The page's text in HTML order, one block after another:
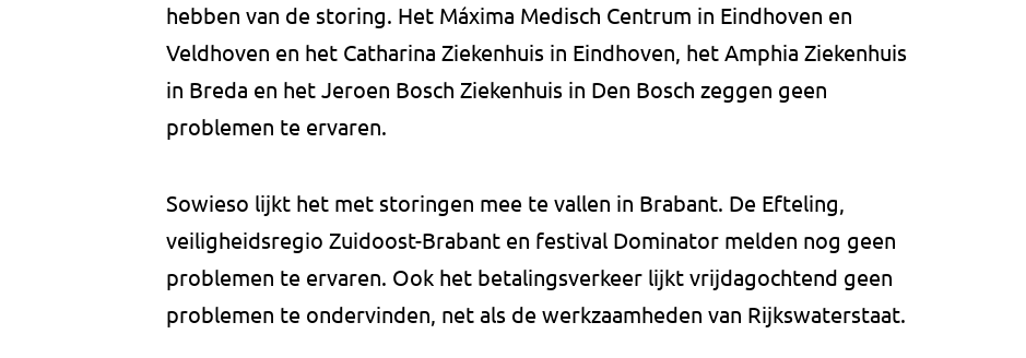
hebben van de storing. Het Máxima Medisch Centrum in Eindhoven en
Veldhoven en het Catharina Ziekenhuis in Eindhoven, het Amphia Ziekenhuis
in Breda en het Jeroen Bosch Ziekenhuis in Den Bosch zeggen geen
problemen te ervaren.
Sowieso lijkt het met storingen mee te vallen in Brabant. De Efteling,
veiligheidsregio Zuidoost-Brabant en festival Dominator melden nog geen
problemen te ervaren. Ook het betalingsverkeer lijkt vrijdagochtend geen
problemen te ondervinden, net als de werkzaamheden van Rijkswaterstaat.